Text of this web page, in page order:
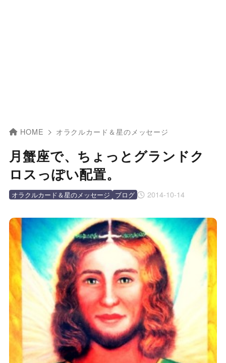
HOME オラクルカード＆星のメッセージ
月蟹座で、ちょっとグランドク
ロスっぽい配置。
2014-10-14
オラクルカード＆星のメッセージ ブログ